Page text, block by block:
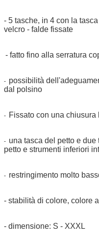
- 5 tasche, in 4 con la
velcro - falde fissate
- fatto fino alla serratura
- possibilità
dal polsino
- Fissato con una chiusura
- una tasca del petto e due
petto e strumenti inferiori
- restringimento molto
- stabilità di colore, colore
- dimensione: S -